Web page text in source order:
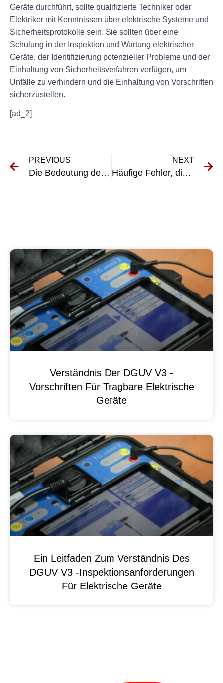
Geräte durchführt, sollte qualifizierte Techniker oder
Elektriker mit Kenntnissen über elektrische Systeme und
Sicherheitsprotokolle sein. Sie sollten über eine
Schulung in der Inspektion und Wartung elektrischer
Geräte, der Identifizierung potenzieller Probleme und der
Einhaltung von Sicherheitsverfahren verfügen, um
Unfälle zu verhindern und die Einhaltung von Vorschriften
sicherzustellen.
[ad_2]
PREVIOUS
Die Bedeutung der DGUV Vorschrift 3 für den Schutz von Arbeitnehmern vor elektrischen Gefahren
NEXT
Häufige Fehler, die es bei der Wiederholungsprüfung ortsveränderlicher elektrischer Betriebsmittel zu vermeiden gilt
Verständnis Der DGUV V3 -
Vorschriften Für Tragbare Elektrische
Geräte
Ein Leitfaden Zum Verständnis Des
DGUV V3 -Inspektionsanforderungen
Für Elektrische Geräte